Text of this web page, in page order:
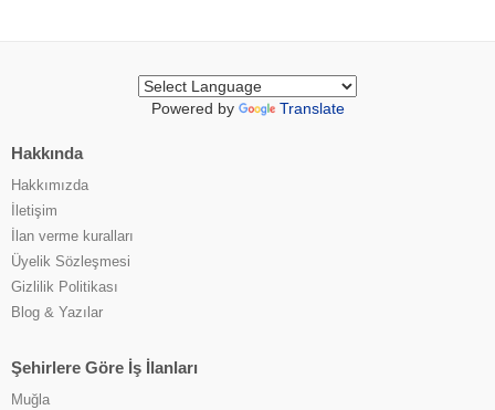
Powered by Translate
Hakkında
Hakkımızda
İletişim
İlan verme kuralları
Üyelik Sözleşmesi
Gizlilik Politikası
Blog & Yazılar
Şehirlere Göre İş İlanları
Muğla